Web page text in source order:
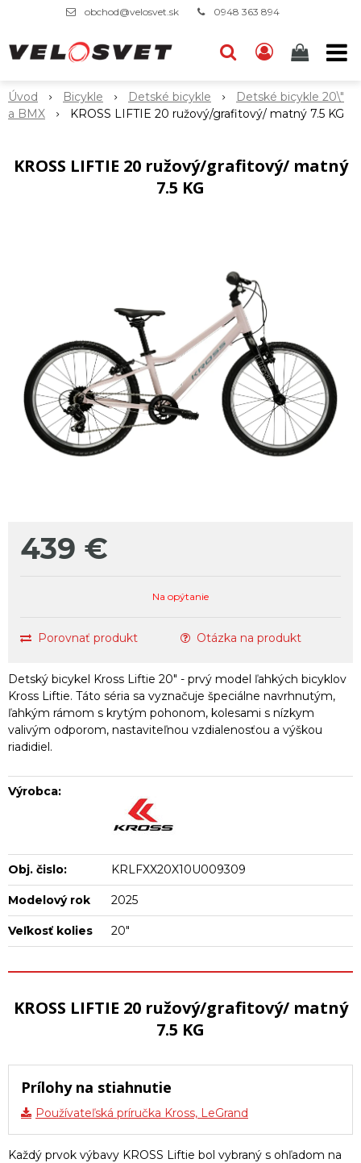
obchod@velosvet.sk 0948 363 894
Úvod Bicykle Detské bicykle
Detské bicykle 20\"
a BMX
KROSS LIFTIE 20 ružový/grafitový/ matný 7.5 KG
KROSS LIFTIE 20 ružový/grafitový/ matný
7.5 KG
439 €
Na opýtanie
Porovnať produkt Otázka na produkt
Detský bicykel Kross Liftie 20" - prvý model ľahkých bicyklov
Kross Liftie. Táto séria sa vyznačuje špeciálne navrhnutým,
ľahkým rámom s krytým pohonom, kolesami s nízkym
valivým odporom, nastaviteľnou vzdialenosťou a výškou
riadidiel.
Výrobca:
Obj. čislo: KRLFXX20X10U009309
Modelový rok 2025
Veľkosť kolies 20"
KROSS LIFTIE 20 ružový/grafitový/ matný
7.5 KG
Prílohy na stiahnutie
Používateľská príručka Kross, LeGrand
Každý prvok výbavy KROSS Liftie bol vybraný s ohľadom na